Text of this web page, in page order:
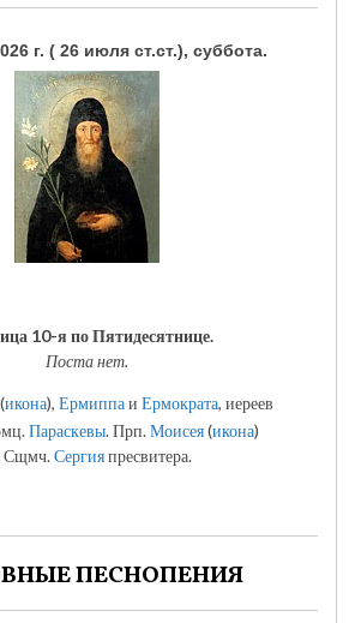
г. ( 26 июля ст.ст.), суббота.
10-я по Пятидесятнице.
Поста нет.
(икона), Ермиппаи Ермократа, иереев
Параскевы. Прп.Моисея(икона)
Сщмч.Сергияпресвитера.
ПЕСНОПЕНИЯ